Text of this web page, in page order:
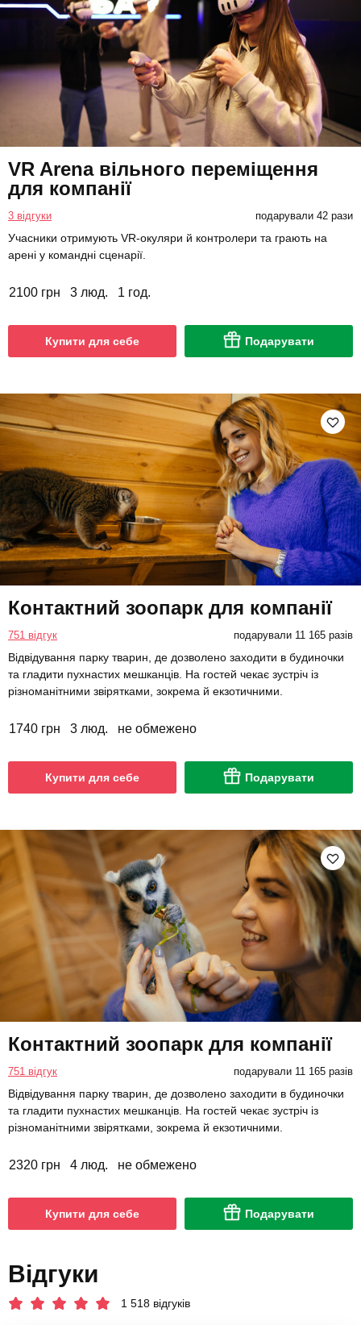
VR Arena вільного переміщення
для компанії
3 відгуки подарували 42 рази
Учасники отримують VR-окуляри й контролери та грають на
арені у командні сценарії.
2100 грн 3 люд. 1 год.
Купити для себе Подарувати
Контактний зоопарк для компанії
751 відгук подарували 11 165 разів
Відвідування парку тварин, де дозволено заходити в будиночки
та гладити пухнастих мешканців. На гостей чекає зустріч із
різноманітними звірятками, зокрема й екзотичними.
1740 грн 3 люд. не обмежено
Купити для себе Подарувати
Контактний зоопарк для компанії
751 відгук подарували 11 165 разів
Відвідування парку тварин, де дозволено заходити в будиночки
та гладити пухнастих мешканців. На гостей чекає зустріч із
різноманітними звірятками, зокрема й екзотичними.
2320 грн 4 люд. не обмежено
Купити для себе Подарувати
Відгуки
1 518 відгуків